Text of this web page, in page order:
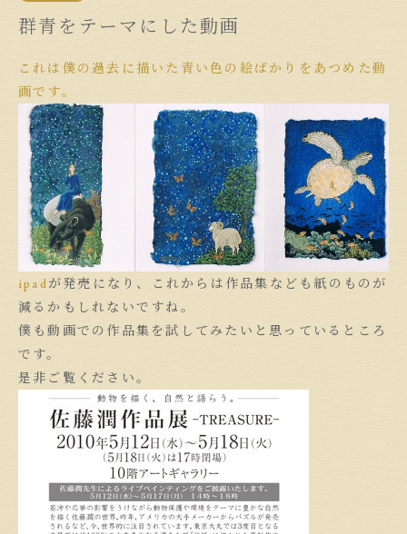
群青をテーマにした動画
これは僕の過去に描いた青い色の絵ばかりをあつめた動
画です。
ipadが発売になり、これからは作品集なども紙のものが
減るかもしれないですね。
僕も動画での作品集を試してみたいと思っているところ
です。
是非ご覧ください。